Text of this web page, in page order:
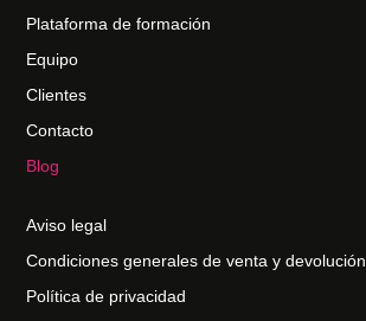
Plataforma de formación
Equipo
Clientes
Contacto
Blog
Aviso legal
Condiciones generales de venta y devolución
Política de privacidad